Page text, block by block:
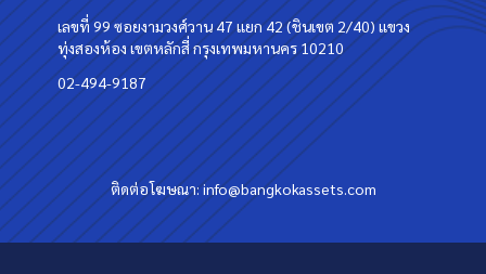
เลขที่ 99 ซอยงามวงศ์วาน 47 แยก 42 (ชินเขต 2/40) แขวง
ทุ่งสองห้อง เขตหลักสี่ กรุงเทพมหานคร 10210
02-494-9187
ติดต่อโฆษณา:info@bangkokassets.com